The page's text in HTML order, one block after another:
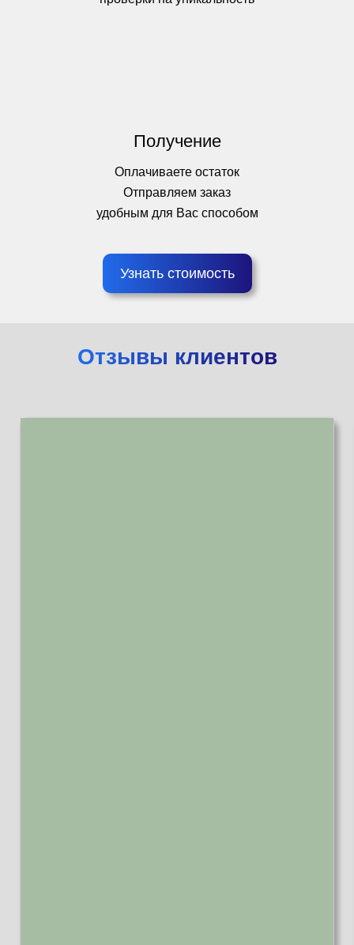
Получение
Оплачиваете остаток
Отправляем заказ
удобным для Вас способом
Узнать стоимость
Отзывы клиентов